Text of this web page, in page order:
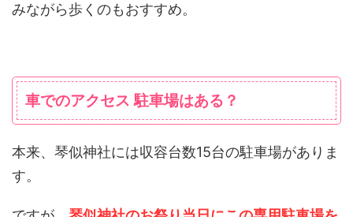
みながら歩くのもおすすめ。
車でのアクセス 駐車場はある？
本来、琴似神社には収容台数15台の駐車場がありま
す。